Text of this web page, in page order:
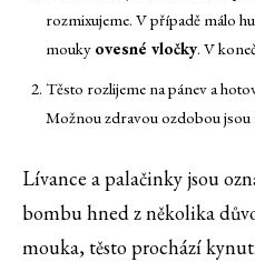
rozmixujeme. V případě málo
mouky ovesné vločky. V
Těsto rozlijeme na pánev a
Možnou zdravou ozdobou jsou
Lívance a palačinky jsou
bombu hned z několika
mouka, těsto prochází